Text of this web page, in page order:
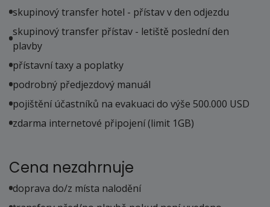
skupinový transfer hotel - přístav v den odjezdu
skupinový transfer přístav - letiště poslední den
plavby
přístavní taxy a poplatky
podrobný předjezdový manuál
pojištění účastníků na evakuaci do výše 500.000 USD
zdarma internetové připojení (limit 1GB)
Cena nezahrnuje
doprava do/z místa nalodění